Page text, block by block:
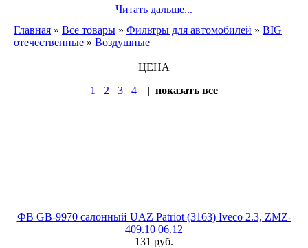
Читать дальше...
Главная » Все товары » Фильтры для автомобилей » BIG
отечественные » Воздушные
ЦЕНА
1
2 3 4 | показать все
ФВ GB-9970 салонный UAZ Patriot (3163) Iveco 2.3, ZMZ-
409.10 06.12
131 руб.